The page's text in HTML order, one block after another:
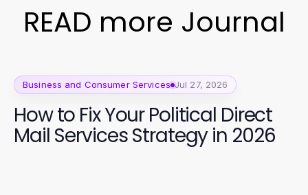
READ more Journal
Business and Consumer Services Jul 27, 2026
How to Fix Your Political Direct
Mail Services Strategy in 2026